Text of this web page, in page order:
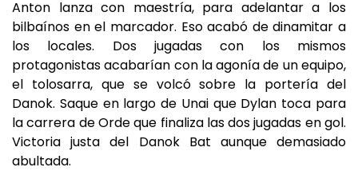
Anton lanza con maestría, para adelantar a los
bilbaínos en el marcador. Eso acabó de dinamitar a
los locales. Dos jugadas con los mismos
protagonistas acabarían con la agonía de un equipo,
el tolosarra, que se volcó sobre la portería del
Danok. Saque en largo de Unai que Dylan toca para
la carrera de Orde que finaliza las dos jugadas en gol.
Victoria justa del Danok Bat aunque demasiado
abultada.